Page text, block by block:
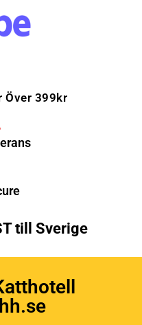
Över 399kr
till Sverige